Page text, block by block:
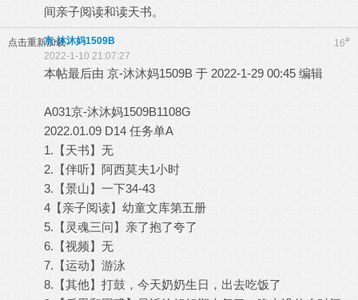
间亲子阅读和读天书。
点击重新加载 16#
京-沐沐妈1509B
2022-1-10 21:07:27
本帖最后由 京-沐沐妈1509B 于 2022-1-29 00:45 编辑
A031京-沐沐妈1509B1108G
2022.01.09 D14 任务单A
1.【天书】无
2.【伴听】阿西莫夫1小时
3.【景山】一下34-43
4【亲子阅读】幼童文库第五册
5.【灵魂三问】亲了抱了夸了
6.【视频】无
7.【运动】游泳
8.【其他】打鼓，今天奶奶生日，出去吃饭了